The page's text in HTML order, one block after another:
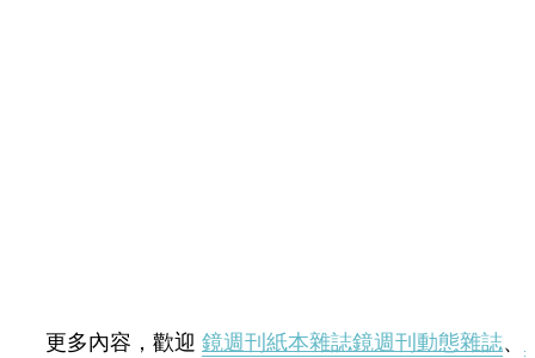
更多內容，歡迎 鏡週刊紙本雜誌鏡週刊動態雜誌、